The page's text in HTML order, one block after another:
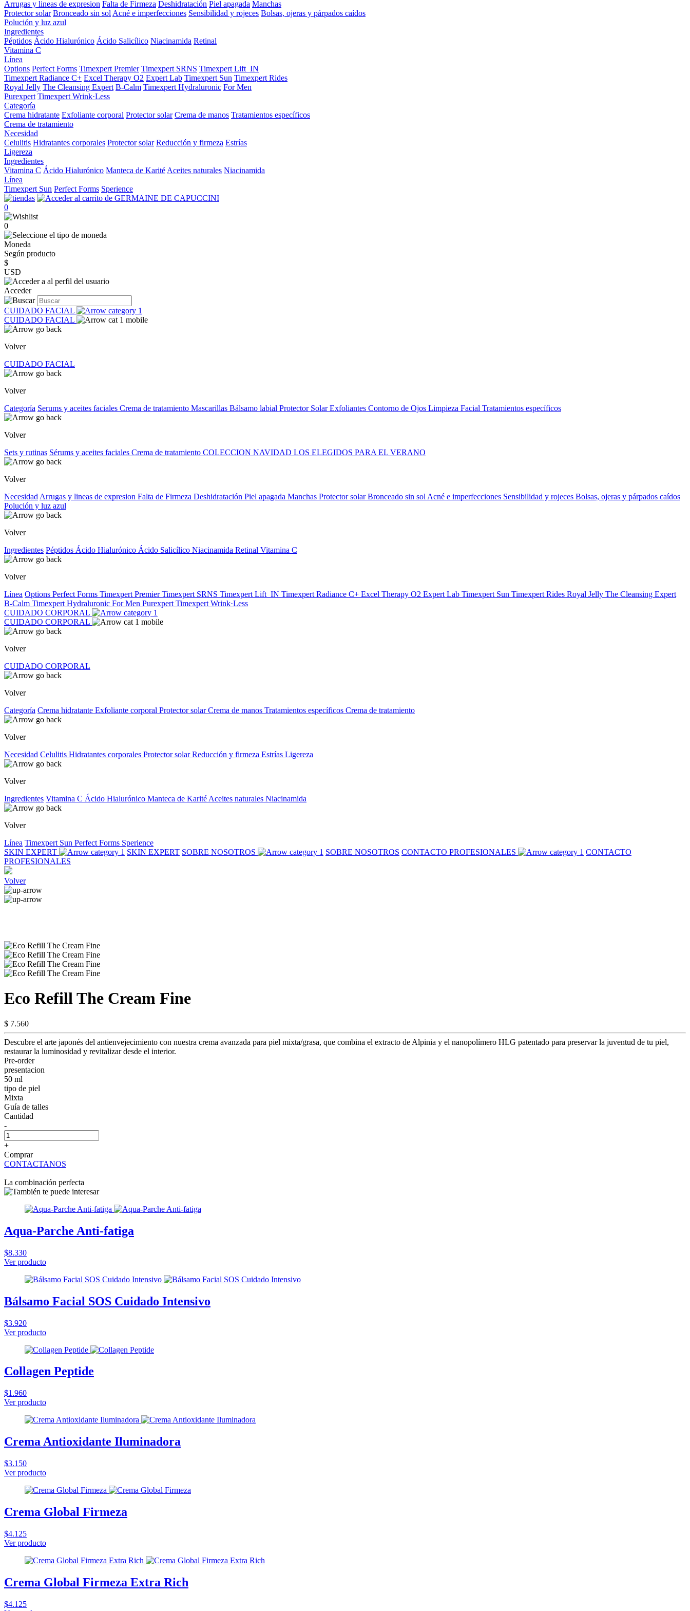
Arrugas y lineas de expresion Falta de Firmeza Deshidratación Piel apagada Manchas
Protector solar Bronceado sin sol Acné e imperfecciones Sensibilidad y rojeces Bolsas, ojeras y párpados caídos
Polución y luz azul
Ingredientes
Péptidos Ácido Hialurónico Ácido Salicílico Niacinamida Retinal
Vitamina C
Línea
Options Perfect Forms Timexpert Premier Timexpert SRNS Timexpert Lift_IN
Timexpert Radiance C+ Excel Therapy O2 Expert Lab Timexpert Sun Timexpert Rides
Royal Jelly The Cleansing Expert B-Calm Timexpert Hydraluronic For Men
Purexpert Timexpert Wrink·Less
Categoría
Crema hidratante Exfoliante corporal Protector solar Crema de manos Tratamientos específicos
Crema de tratamiento
Necesidad
Celulitis Hidratantes corporales Protector solar Reducción y firmeza Estrías
Ligereza
Ingredientes
Vitamina C Ácido Hialurónico Manteca de Karité Aceites naturales Niacinamida
Línea
Timexpert Sun Perfect Forms Sperience
0
0
Moneda
Según producto
$
USD
Acceder
CUIDADO FACIAL
CUIDADO FACIAL
Volver
CUIDADO FACIAL
Volver
Categoría Serums y aceites faciales Crema de tratamiento Mascarillas Bálsamo labial Protector SolarExfoliantes Contorno de Ojos Limpieza Facial Tratamientos específicos
Volver
Sets y rutinas Sérums y aceites faciales Crema de tratamiento COLECCION NAVIDAD LOS ELEGIDOS PARA EL VERANO
Volver
Necesidad Arrugas y lineas de expresion Falta de Firmeza Deshidratación Piel apagada Manchas Protector solarBronceado sin sol Acné e imperfecciones Sensibilidad y rojeces Bolsas, ojeras y párpados caídos
Polución y luz azul
Volver
Ingredientes Péptidos Ácido Hialurónico Ácido Salicílico Niacinamida Retinal Vitamina C
Volver
Línea Options Perfect Forms Timexpert PremierTimexpert SRNS Timexpert Lift_IN Timexpert Radiance C+ Excel Therapy O2 Expert Lab Timexpert Sun Timexpert Rides Royal Jelly The Cleansing Expert
B-Calm Timexpert Hydraluronic For Men Purexpert Timexpert Wrink·Less
CUIDADO CORPORAL
CUIDADO CORPORAL
Volver
CUIDADO CORPORAL
Volver
Categoría Crema hidratante Exfoliante corporal Protector solarCrema de manos Tratamientos específicos Crema de tratamiento
Volver
Necesidad Celulitis Hidratantes corporales Protector solarReducción y firmeza Estrías Ligereza
Volver
Ingredientes Vitamina C Ácido Hialurónico Manteca de Karité Aceites naturales Niacinamida
Volver
Línea Timexpert Sun Perfect Forms Sperience
SKIN EXPERT
SKIN EXPERT SOBRE NOSOTROS SOBRE NOSOTROS CONTACTO PROFESIONALES
CONTACTO
PROFESIONALES
Volver
Eco Refill The Cream Fine
$ 7.560
Descubre el arte japonés del antienvejecimiento con nuestra crema avanzada para piel mixta/grasa, que combina el extracto de Alpinia y el nanopolímero HLG patentado para preservar la juventud de tu piel,
restaurar la luminosidad y revitalizar desde el interior.
Pre-order
presentacion
50 ml
tipo de piel
Mixta
Guía de talles
Cantidad
-
+
Comprar
CONTACTANOS
La combinación perfecta
Aqua-Parche Anti-fatiga
$8.330
Ver producto
Bálsamo Facial SOS Cuidado Intensivo
$3.920
Ver producto
Collagen Peptide
$1.960
Ver producto
Crema Antioxidante Iluminadora
$3.150
Ver producto
Crema Global Firmeza
$4.125
Ver producto
Crema Global Firmeza Extra Rich
$4.125